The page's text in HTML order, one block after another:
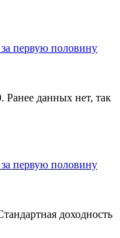
первую половину
Ранее данных нет, так
первую половину
доходность